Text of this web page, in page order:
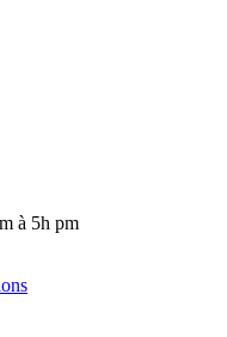
à 5h pm